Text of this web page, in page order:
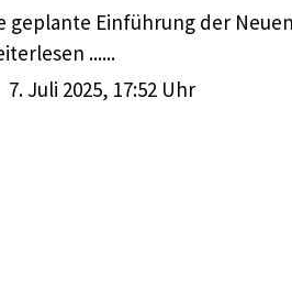
geplante Einführung der
......
7. Juli 2025, 17:52 Uhr